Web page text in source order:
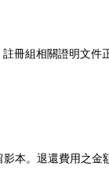
冊組相關證明文件
本。退還費用之金